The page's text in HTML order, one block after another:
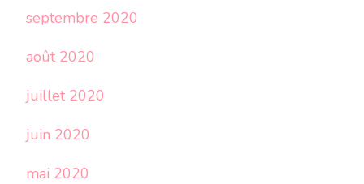
septembre 2020
août 2020
juillet 2020
juin 2020
mai 2020